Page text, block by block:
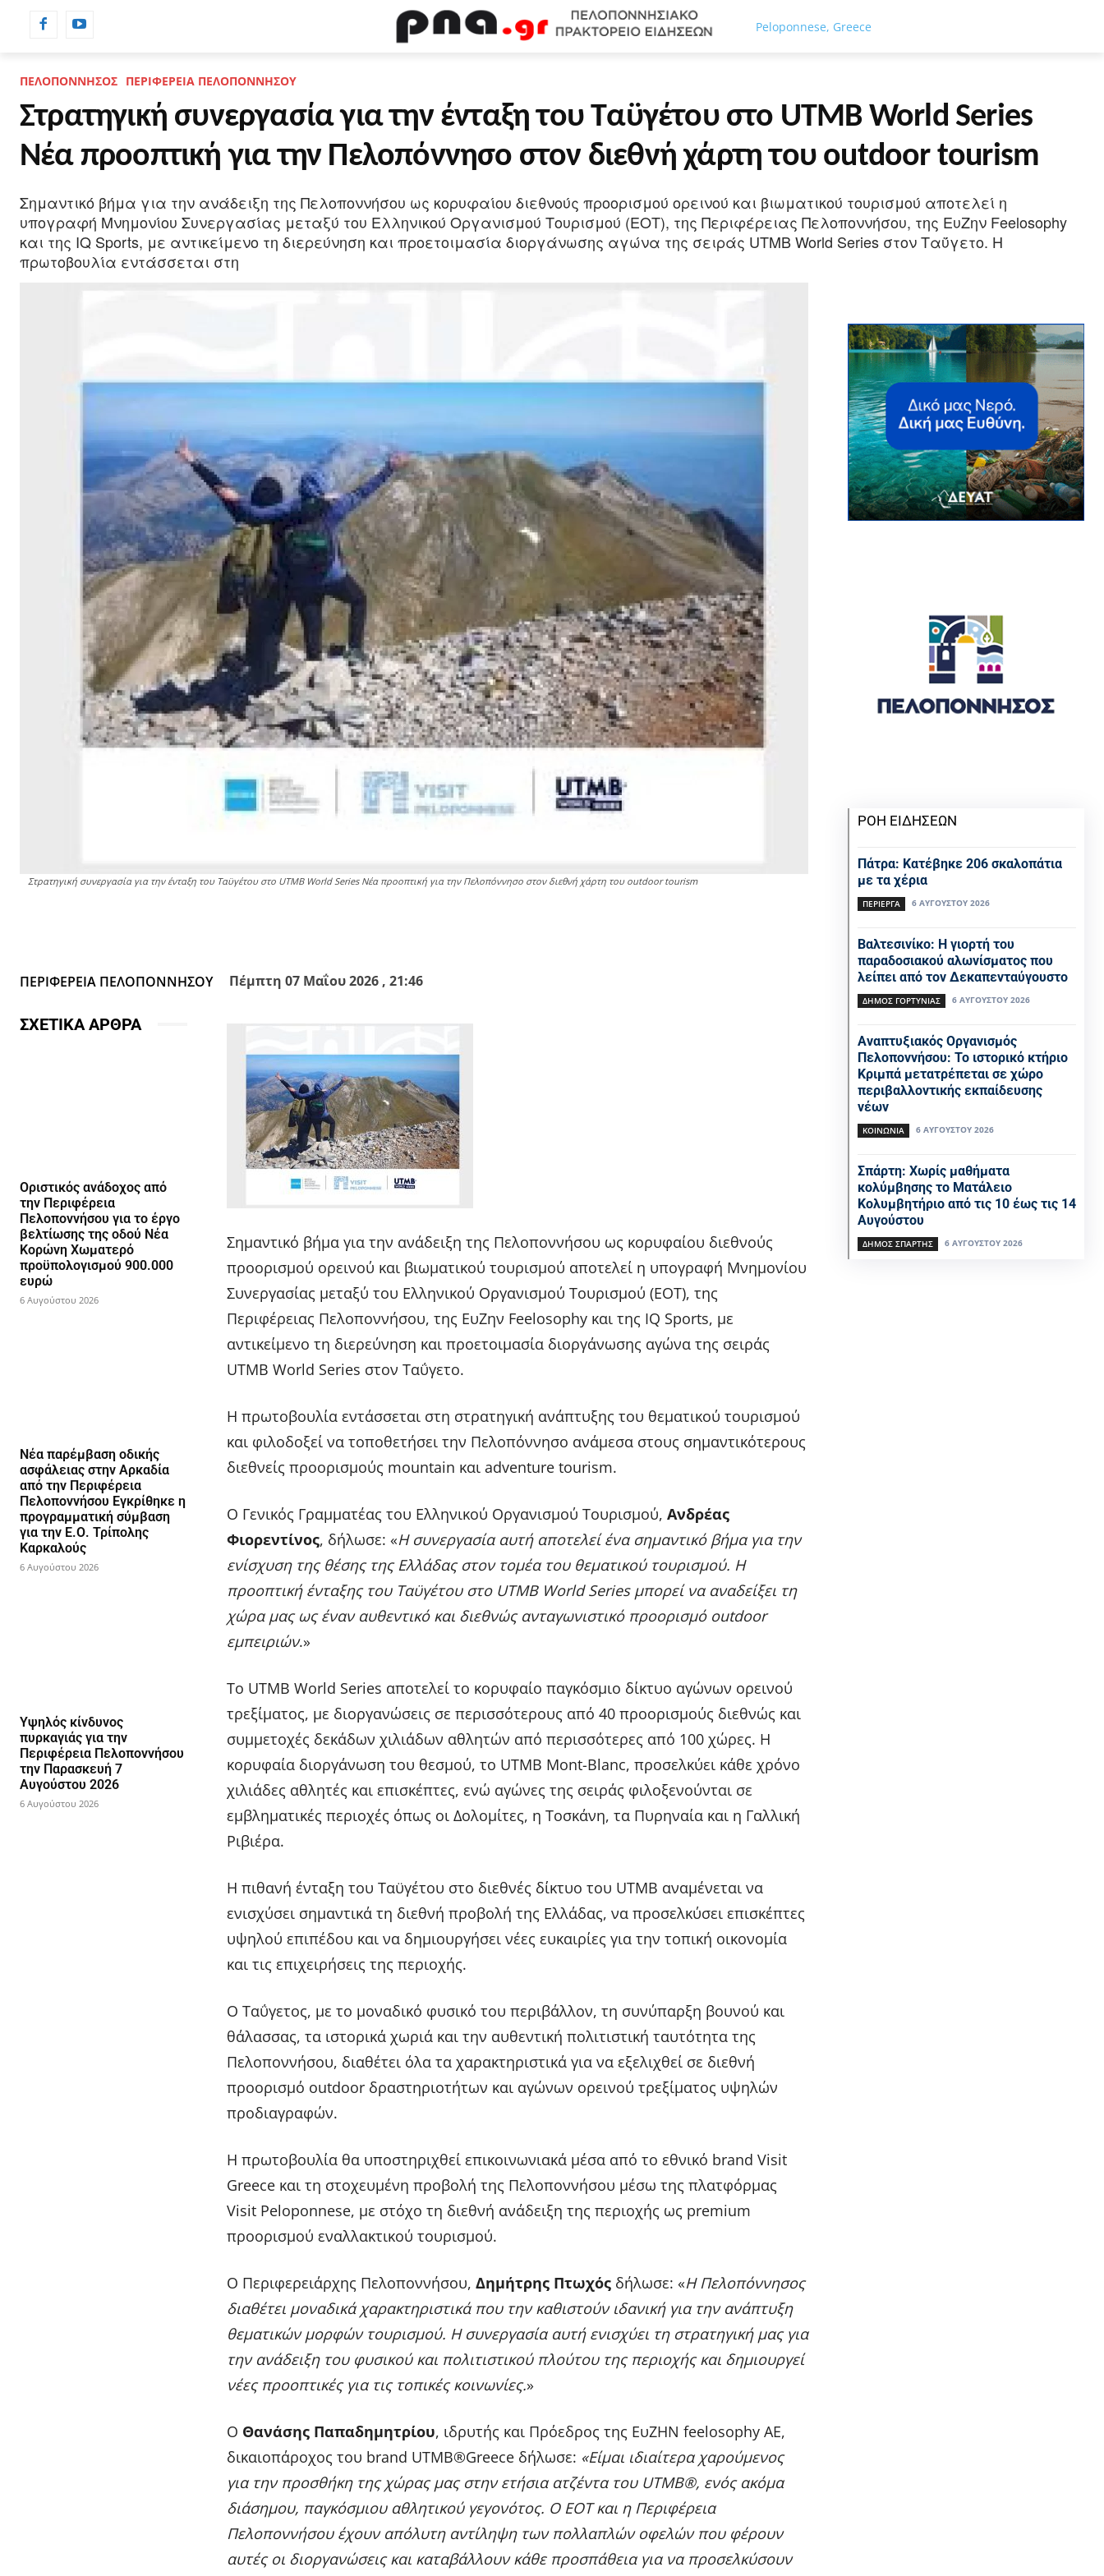
WEB TV ΟΙΚΟΝΟΜΙΑ ΠΟΛΙΤΙΣΜΟΣ ΚΟΙΝΩΝΙΑ ΤΟΥΡΙΣΜΟΣ
Peloponnese, Greece
ΠΕΛΟΠΟΝΝΗΣΟΣ ΠΕΡΙΦΕΡΕΙΑ ΠΕΛΟΠΟΝΝΗΣΟΥ
Στρατηγική συνεργασία για την ένταξη του Ταϋγέτου στο UTMB World Series
Νέα προοπτική για την Πελοπόννησο στον διεθνή χάρτη του outdoor tourism
Σημαντικό βήμα για την ανάδειξη της Πελοποννήσου ως κορυφαίου διεθνούς προορισμού ορεινού και βιωματικού τουρισμού αποτελεί η
υπογραφή Μνημονίου Συνεργασίας μεταξύ του Ελληνικού Οργανισμού Τουρισμού (ΕΟΤ), της Περιφέρειας Πελοποννήσου, της ΕυΖην Feelosophy
και της IQ Sports, με αντικείμενο τη διερεύνηση και προετοιμασία διοργάνωσης αγώνα της σειράς UTMB World Series στον Ταΰγετο. Η
πρωτοβουλία εντάσσεται στη
Στρατηγική συνεργασία για την ένταξη του Ταϋγέτου στο UTMB World Series Νέα προοπτική για την Πελοπόννησο στον διεθνή χάρτη του outdoor tourism
ΠΕΡΙΦΕΡΕΙΑ ΠΕΛΟΠΟΝΝΗΣΟΥ Πέμπτη 07 Μαΐου 2026 , 21:46
ΣΧΕΤΙΚΑ ΑΡΘΡΑ
Οριστικός ανάδοχος από
την Περιφέρεια
Πελοποννήσου για το έργο
βελτίωσης της οδού Νέα
Κορώνη Χωματερό
προϋπολογισμού 900.000
ευρώ
6 Αυγούστου 2026
Νέα παρέμβαση οδικής
ασφάλειας στην Αρκαδία
από την Περιφέρεια
Πελοποννήσου Εγκρίθηκε η
προγραμματική σύμβαση
για την Ε.Ο. Τρίπολης
Καρκαλούς
6 Αυγούστου 2026
Υψηλός κίνδυνος
πυρκαγιάς για την
Περιφέρεια Πελοποννήσου
την Παρασκευή 7
Αυγούστου 2026
6 Αυγούστου 2026
Σημαντικό βήμα για την ανάδειξη της Πελοποννήσου ως κορυφαίου διεθνούς
προορισμού ορεινού και βιωματικού τουρισμού αποτελεί η υπογραφή Μνημονίου
Συνεργασίας μεταξύ του Ελληνικού Οργανισμού Τουρισμού (ΕΟΤ), της
Περιφέρειας Πελοποννήσου, της ΕυΖην Feelosophy και της IQ Sports, με
αντικείμενο τη διερεύνηση και προετοιμασία διοργάνωσης αγώνα της σειράς
UTMB World Series στον Ταΰγετο.
Η πρωτοβουλία εντάσσεται στη στρατηγική ανάπτυξης του θεματικού τουρισμού
και φιλοδοξεί να τοποθετήσει την Πελοπόννησο ανάμεσα στους σημαντικότερους
διεθνείς προορισμούς mountain και adventure tourism.
Ο Γενικός Γραμματέας του Ελληνικού Οργανισμού Τουρισμού, Ανδρέας
Φιορεντίνος, δήλωσε: «Η συνεργασία αυτή αποτελεί ένα σημαντικό βήμα για την
ενίσχυση της θέσης της Ελλάδας στον τομέα του θεματικού τουρισμού. Η
προοπτική ένταξης του Ταϋγέτου στο UTMB World Series μπορεί να αναδείξει τη
χώρα μας ως έναν αυθεντικό και διεθνώς ανταγωνιστικό προορισμό outdoor
εμπειριών.»
Το UTMB World Series αποτελεί το κορυφαίο παγκόσμιο δίκτυο αγώνων ορεινού
τρεξίματος, με διοργανώσεις σε περισσότερους από 40 προορισμούς διεθνώς και
συμμετοχές δεκάδων χιλιάδων αθλητών από περισσότερες από 100 χώρες. Η
κορυφαία διοργάνωση του θεσμού, το UTMB Mont-Blanc, προσελκύει κάθε χρόνο
χιλιάδες αθλητές και επισκέπτες, ενώ αγώνες της σειράς φιλοξενούνται σε
εμβληματικές περιοχές όπως οι Δολομίτες, η Τοσκάνη, τα Πυρηναία και η Γαλλική
Ριβιέρα.
Η πιθανή ένταξη του Ταϋγέτου στο διεθνές δίκτυο του UTMB αναμένεται να
ενισχύσει σημαντικά τη διεθνή προβολή της Ελλάδας, να προσελκύσει επισκέπτες
υψηλού επιπέδου και να δημιουργήσει νέες ευκαιρίες για την τοπική οικονομία
και τις επιχειρήσεις της περιοχής.
Ο Ταΰγετος, με το μοναδικό φυσικό του περιβάλλον, τη συνύπαρξη βουνού και
θάλασσας, τα ιστορικά χωριά και την αυθεντική πολιτιστική ταυτότητα της
Πελοποννήσου, διαθέτει όλα τα χαρακτηριστικά για να εξελιχθεί σε διεθνή
προορισμό outdoor δραστηριοτήτων και αγώνων ορεινού τρεξίματος υψηλών
προδιαγραφών.
Η πρωτοβουλία θα υποστηριχθεί επικοινωνιακά μέσα από το εθνικό brand Visit
Greece και τη στοχευμένη προβολή της Πελοποννήσου μέσω της πλατφόρμας
Visit Peloponnese, με στόχο τη διεθνή ανάδειξη της περιοχής ως premium
προορισμού εναλλακτικού τουρισμού.
Ο Περιφερειάρχης Πελοποννήσου, Δημήτρης Πτωχός δήλωσε: «Η Πελοπόννησος
διαθέτει μοναδικά χαρακτηριστικά που την καθιστούν ιδανική για την ανάπτυξη
θεματικών μορφών τουρισμού. Η συνεργασία αυτή ενισχύει τη στρατηγική μας για
την ανάδειξη του φυσικού και πολιτιστικού πλούτου της περιοχής και δημιουργεί
νέες προοπτικές για τις τοπικές κοινωνίες.»
Ο Θανάσης Παπαδημητρίου, ιδρυτής και Πρόεδρος της ΕυΖΗΝ feelosophy AE,
δικαιοπάροχος του brand UTMB®Greece δήλωσε: «Είμαι ιδιαίτερα χαρούμενος
για την προσθήκη της χώρας μας στην ετήσια ατζέντα του UTMB®, ενός ακόμα
διάσημου, παγκόσμιου αθλητικού γεγονότος. Ο ΕΟΤ και η Περιφέρεια
Πελοποννήσου έχουν απόλυτη αντίληψη των πολλαπλών οφελών που φέρουν
αυτές οι διοργανώσεις και καταβάλλουν κάθε προσπάθεια για να προσελκύσουν
ΡΟΗ ΕΙΔΗΣΕΩΝ
Πάτρα: Κατέβηκε 206 σκαλοπάτια
με τα χέρια
ΠΕΡΊΕΡΓΑ 6 ΑΥΓΟΎΣΤΟΥ 2026
Βαλτεσινίκο: Η γιορτή του
παραδοσιακού αλωνίσματος που
λείπει από τον Δεκαπενταύγουστο
ΔΉΜΟΣ ΓΟΡΤΥΝΊΑΣ 6 ΑΥΓΟΎΣΤΟΥ 2026
Αναπτυξιακός Οργανισμός
Πελοποννήσου: Το ιστορικό κτήριο
Κριμπά μετατρέπεται σε χώρο
περιβαλλοντικής εκπαίδευσης
νέων
ΚΟΙΝΩΝΊΑ 6 ΑΥΓΟΎΣΤΟΥ 2026
Σπάρτη: Χωρίς μαθήματα
κολύμβησης το Ματάλειο
Κολυμβητήριο από τις 10 έως τις 14
Αυγούστου
ΔΉΜΟΣ ΣΠΆΡΤΗΣ 6 ΑΥΓΟΎΣΤΟΥ 2026